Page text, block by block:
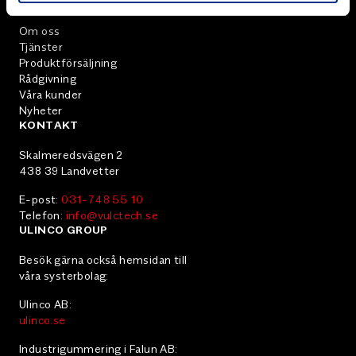
Om oss
Tjänster
Produktförsäljning
Rådgivning
Våra kunder
Nyheter
KONTAKT
Skalmeredsvägen 2
438 39 Landvetter
E-post:031-748 55 10
Telefon: info@vulctech.se
ULINCO GROUP
Besök gärna också hemsidan till
våra systerbolag:
Ulinco AB:
ulinco.se
Industrigummering i Falun AB: